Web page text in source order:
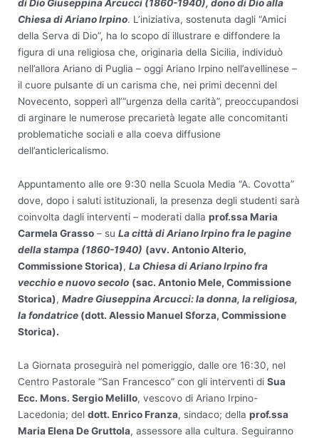
di Dio Giuseppina Arcucci (1860-1940), dono di Dio alla
Chiesa di Ariano Irpino. L’iniziativa, sostenuta dagli “Amici
della Serva di Dio”, ha lo scopo di illustrare e diffondere la
figura di una religiosa che, originaria della Sicilia, individuò
nell’allora Ariano di Puglia – oggi Ariano Irpino nell’avellinese –
il cuore pulsante di un carisma che, nei primi decenni del
Novecento, sopperì all’“urgenza della carità”, preoccupandosi
di arginare le numerose precarietà legate alle concomitanti
problematiche sociali e alla coeva diffusione
dell’anticlericalismo.
Appuntamento alle ore 9:30 nella Scuola Media “A. Covotta”
dove, dopo i saluti istituzionali, la presenza degli studenti sarà
coinvolta dagli interventi – moderati dalla prof.ssa Maria
Carmela Grasso – su La città di Ariano Irpino fra le pagine
della stampa (1860-1940) (avv. Antonio Alterio,
Commissione Storica), La Chiesa di Ariano Irpino fra
vecchio e nuovo secolo (sac. Antonio Mele, Commissione
Storica), Madre Giuseppina Arcucci: la donna, la religiosa,
la fondatrice (dott. Alessio Manuel Sforza, Commissione
Storica).
La Giornata proseguirà nel pomeriggio, dalle ore 16:30, nel
Centro Pastorale “San Francesco” con gli interventi di Sua
Ecc. Mons. Sergio Melillo, vescovo di Ariano Irpino-
Lacedonia; del dott. Enrico Franza, sindaco; della prof.ssa
Maria Elena De Gruttola, assessore alla cultura. Seguiranno